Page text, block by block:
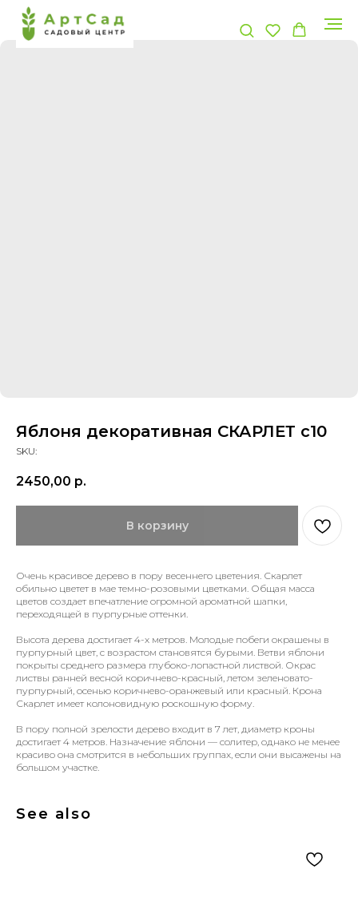
Яблоня декоративная СКАРЛЕТ с10
SKU:
2450,00 р.
В корзину
Очень красивое дерево в пору весеннего цветения. Скарлет
обильно цветет в мае темно-розовыми цветками. Общая масса
цветов создает впечатление огромной ароматной шапки,
переходящей в пурпурные оттенки.
Высота дерева достигает 4-х метров. Молодые побеги окрашены в
пурпурный цвет, с возрастом становятся бурыми. Ветви яблони
покрыты среднего размера глубоко-лопастной листвой. Окрас
листвы ранней весной коричнево-красный, летом зеленовато-
пурпурный, осенью коричнево-оранжевый или красный. Крона
Скарлет имеет колоновидную роскошную форму.
В пору полной зрелости дерево входит в 7 лет, диаметр кроны
достигает 4 метров. Назначение яблони — солитер, однако не менее
красиво она смотрится в небольших группах, если они высажены на
большом участке.
See also